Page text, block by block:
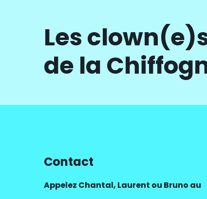
Les
de la
Contact
Appelez Chantal, Laurent ou Bruno au